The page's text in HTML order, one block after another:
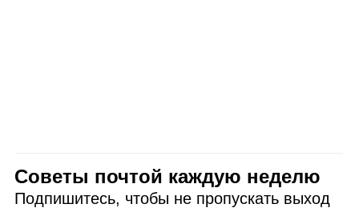
Советы почтой каждую неделю
Подпишитесь, чтобы не пропускать выход